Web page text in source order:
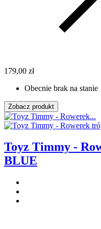
179,00 zł
Obecnie brak na stanie
Zobacz produkt
Toyz Timmy -
BLUE